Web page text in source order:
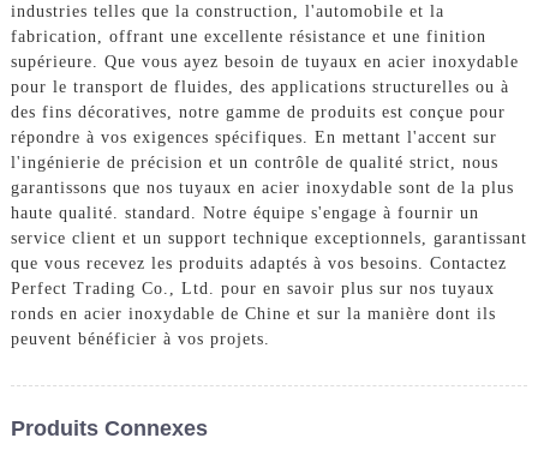
industries telles que la construction, l'automobile et la
fabrication, offrant une excellente résistance et une finition
supérieure. Que vous ayez besoin de tuyaux en acier inoxydable
pour le transport de fluides, des applications structurelles ou à
des fins décoratives, notre gamme de produits est conçue pour
répondre à vos exigences spécifiques. En mettant l'accent sur
l'ingénierie de précision et un contrôle de qualité strict, nous
garantissons que nos tuyaux en acier inoxydable sont de la plus
haute qualité. standard. Notre équipe s'engage à fournir un
service client et un support technique exceptionnels, garantissant
que vous recevez les produits adaptés à vos besoins. Contactez
Perfect Trading Co., Ltd. pour en savoir plus sur nos tuyaux
ronds en acier inoxydable de Chine et sur la manière dont ils
peuvent bénéficier à vos projets.
Produits Connexes